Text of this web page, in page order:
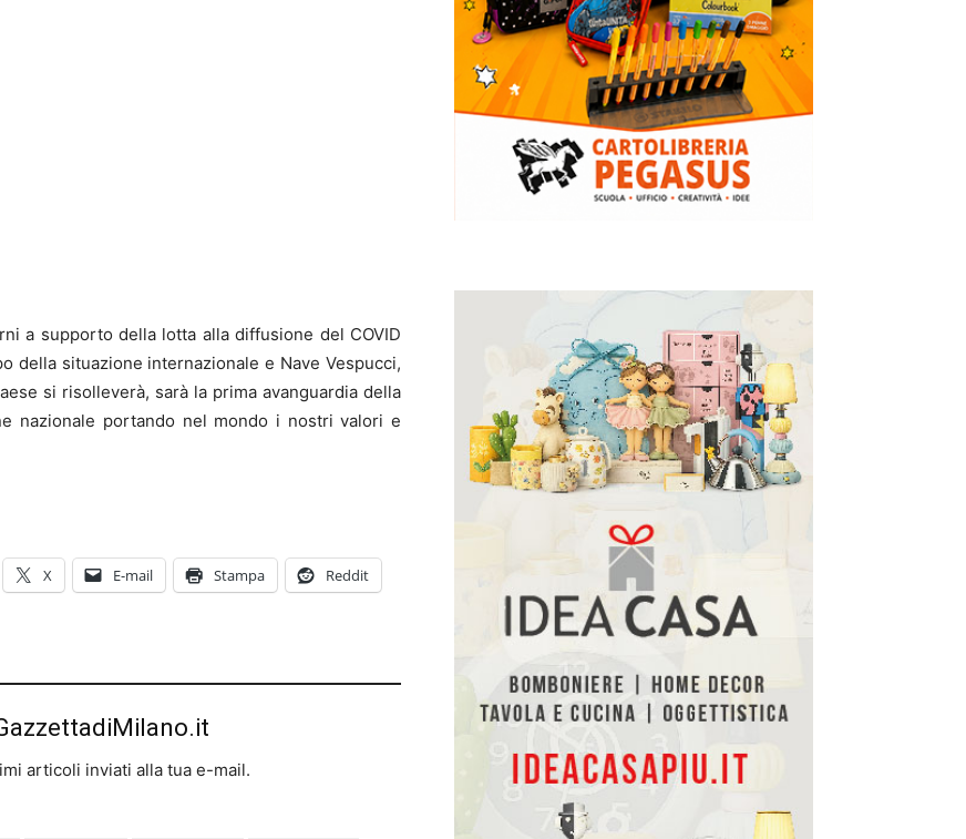
a supporto della lotta alla diffusione del COVID
della situazione internazionale e Nave Vespucci,
si risolleverà, sarà la prima avanguardia della
nazionale portando nel mondo i nostri valori e
X E-mail Stampa Reddit
articoli inviati alla tua e-mail.